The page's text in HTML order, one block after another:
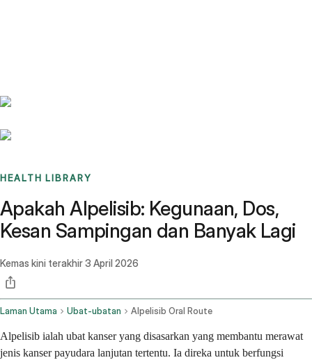
HEALTH LIBRARY
Apakah Alpelisib: Kegunaan, Dos,
Kesan Sampingan dan Banyak Lagi
Kemas kini terakhir3 April 2026
Laman Utama Ubat-ubatan Alpelisib Oral Route
Alpelisib ialah ubat kanser yang disasarkan yang membantu merawat
jenis kanser payudara lanjutan tertentu. Ia direka untuk berfungsi